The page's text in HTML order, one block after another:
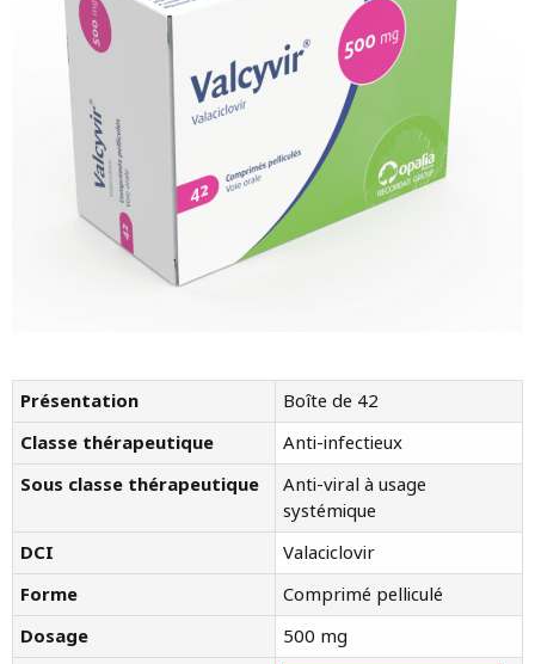
Présentation
Boîte de 42
Classe thérapeutique
Anti-infectieux
Sous classe thérapeutique
Anti-viral à usage
systémique
DCI
Valaciclovir
Forme
Comprimé pelliculé
Dosage
500 mg